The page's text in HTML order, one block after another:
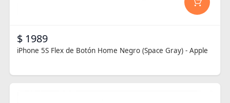
$ 1989
iPhone 5S Flex de Botón Home Negro (Space Gray) - Apple